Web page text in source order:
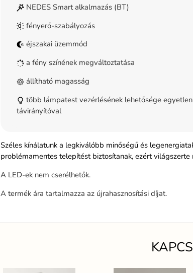
NEDES Smart alkalmazás (BT)
fényerő-szabályozás
éjszakai üzemmód
a fény színének megváltoztatása
állítható magasság
több lámpatest vezérlésének lehetősége egyetlen
távirányítóval
Széles kínálatunk a legkiválóbb minőségű és
problémamentes telepítést biztosítanak, ezért világszerte
A LED-ek nem cserélhetők.
A termék ára tartalmazza az újrahasznosítási díjat.